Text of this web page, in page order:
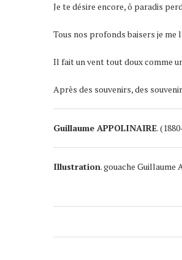
Je te désire encore, ô paradis
Tous nos profonds baisers je me
Il fait un vent tout doux comme
Après des souvenirs, des
Guillaume APPOLINAIRE.
Illustration. gouache Guillaume